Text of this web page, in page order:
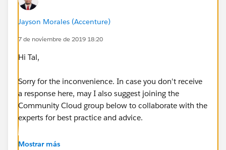
Jayson Morales (Accenture)
7 de noviembre de 2019 18:20
Hi Tal,
Sorry for the inconvenience. In case you don't receive
a response here, may I also suggest joining the
Community Cloud group below to collaborate with the
experts for best practice and advice.
https://success.salesforce.com/_ui/core/chatter/gro
Mostrar más